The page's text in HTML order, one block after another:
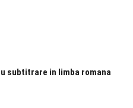
subtitrare in limba romana